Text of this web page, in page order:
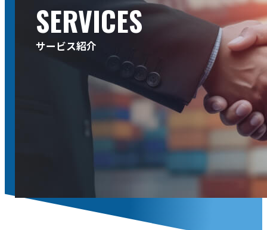
SERVICES
サービス紹介